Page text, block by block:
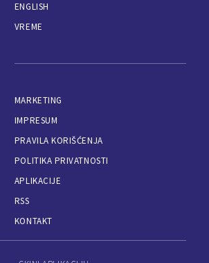
ENGLISH
VREME
MARKETING
IMPRESUM
PRAVILA KORIŠĆENJA
POLITIKA PRIVATNOSTI
APLIKACIJE
RSS
KONTAKT